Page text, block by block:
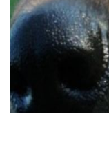
Uso del
del perro